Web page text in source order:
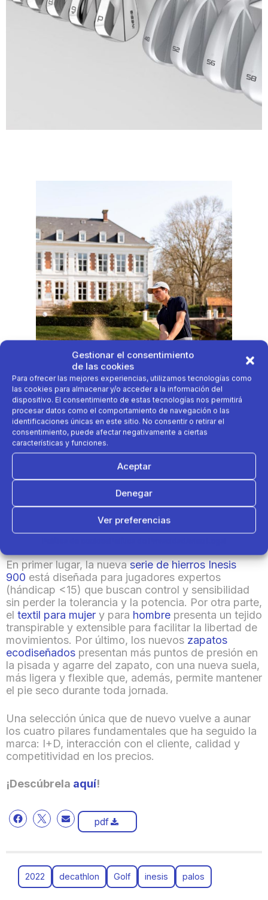
Gestionar el consentimiento
de las cookies
Para ofrecer las mejores experiencias, utilizamos tecnologías como
las cookies para almacenar y/o acceder a la información del
dispositivo. El consentimiento de estas tecnologías nos permitirá
procesar datos como el comportamiento de navegación o las
identificaciones únicas en este sitio. No consentir o retirar el
consentimiento, puede afectar negativamente a ciertas
características y funciones.
Aceptar
Denegar
Ver preferencias
En un paso más por hacer accesible el golf al
mayor número de personas, Inesis, la marca de golf
, presenta esta temporada diferentes
productos que marcan la evolución notable en el
material y en el diseño que ha caracterizado a la
marca estos últimos años.
En primer lugar, la nuevaserie de hierros Inesis
900 está diseñada para jugadores expertos
(hándicap <15) que buscan control y sensibilidad
sin perder la tolerancia y la potencia. Por otra parte,
el textil para mujer y para hombre presenta un tejido
transpirable y extensible para facilitar la libertad de
movimientos. Por último, los nuevos zapatos
ecodiseñados presentan más puntos de presión en
la pisada y agarre del zapato, con una nueva suela,
más ligera y flexible que, además, permite mantener
el pie seco durante toda jornada.
Una selección única que de nuevo vuelve a aunar
los cuatro pilares fundamentales que ha seguido la
marca: I+D, interacción con el cliente, calidad y
competitividad en los precios.
¡Descúbrela aquí!
pdf
2022 decathlon Golf inesis palos